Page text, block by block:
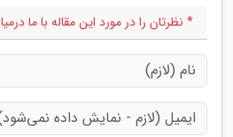
* نظرتان را در مورد این مقاله با ما